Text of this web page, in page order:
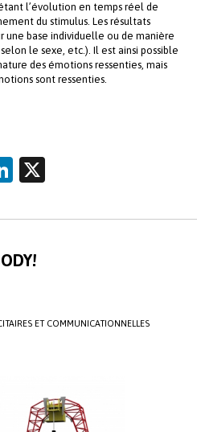
l’évolution en temps réel de
du stimulus. Les résultats
une base individuelle ou de manière
le sexe, etc.). Il est ainsi possible
des émotions ressenties, mais
sont ressenties.
Li
k
e
dI
ET COMMUNICATIONNELLES